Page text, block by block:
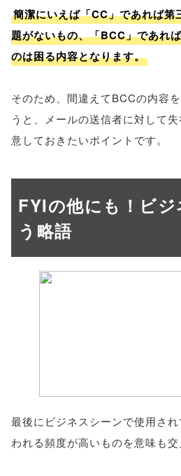
簡潔にいえば「CC」であれば第
題がないもの、「BCC」であれ
のは困る内容となります。
そのため、間違えてBCCの内容
うと、メールの送信者に対して
意しておきたいポイントです。
FYIの他にも！ビ
う略語
最後にビジネスシーンで使用さ
われる頻度が高いものを意味も交